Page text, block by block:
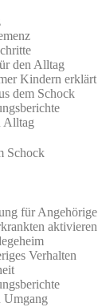
den Alltag
Kindern erklärt
dem Schock
Alltag
Schock
für Angehörige
aktivieren
Verhalten
Umgang